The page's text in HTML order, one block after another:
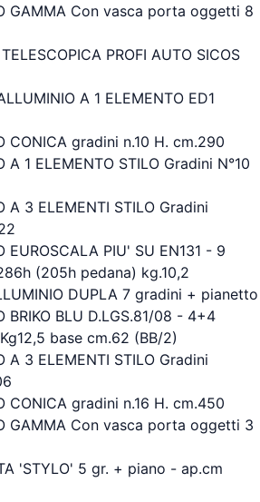
GAMMA Con vasca porta oggetti 8
PROFI AUTO SICOS
A 1 ELEMENTO ED1
CONICA gradini n.10 H. cm.290
A 1 ELEMENTO STILO Gradini N°10
A 3 ELEMENTI STILO Gradini
EUROSCALA PIU' SU EN131 - 9
(205h pedana) kg.10,2
DUPLA 7 gradini + pianetto
BRIKO BLU D.LGS.81/08 - 4+4
base cm.62 (BB/2)
A 3 ELEMENTI STILO Gradini
CONICA gradini n.16 H. cm.450
GAMMA Con vasca porta oggetti 3
'STYLO' 5 gr. + piano - ap.cm